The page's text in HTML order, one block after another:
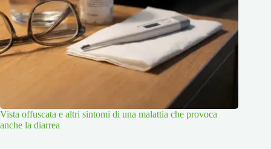
Vista offuscata e altri sintomi di una malattia che provoca
anche la diarrea